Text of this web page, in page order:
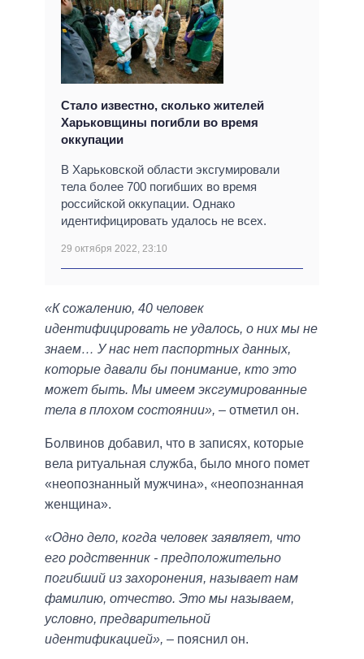
Стало известно, сколько жителей
Харьковщины погибли во время
оккупации
В Харьковской области эксгумировали
тела более 700 погибших во время
российской оккупации. Однако
идентифицировать удалось не всех.
29 октября 2022, 23:10
«К сожалению, 40 человек
идентифицировать не удалось, о них мы не
знаем… У нас нет паспортных данных,
которые давали бы понимание, кто это
может быть. Мы имеем эксгумированные
тела в плохом состоянии», – отметил он.
Болвинов добавил, что в записях, которые
вела ритуальная служба, было много помет
«неопознанный мужчина», «неопознанная
женщина».
«Одно дело, когда человек заявляет, что
его родственник - предположительно
погибший из захоронения, называет нам
фамилию, отчество. Это мы называем,
условно, предварительной
идентификацией», – пояснил он.